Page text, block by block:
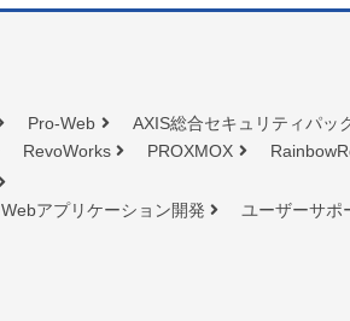
Pro-Web AXIS総合セキュリティパッ
RevoWorks PROXMOX
Webアプリケーション開発
ユーザーサポ